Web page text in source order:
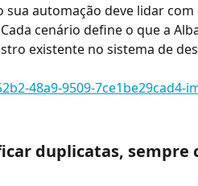
automação deve lidar
cenário define o que a
existente no sistema de
duplicatas, sempre